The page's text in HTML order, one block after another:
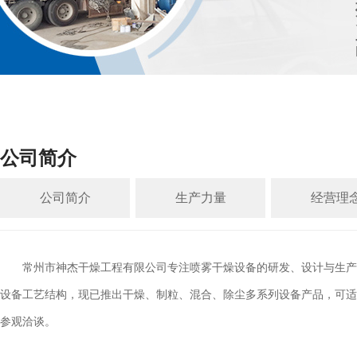
公司简介
公司简介 生产力量 经营理
常州市神杰干燥工程有限公司专注喷雾干燥设备的研发、设计与生产
设备工艺结构，现已推出干燥、制粒、混合、除尘多系列设备产品，可
参观洽谈。